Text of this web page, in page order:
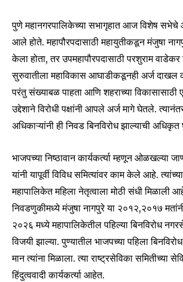
पुणे महानगरपालिकेच्या सभागृहात आज विशेष
आले होते. महापौरपदासाठी महायुतीकडून मंजुषा
केला होता, तर उपमहापौरपदासाठी परशुराम वाडेकर
सुरुवातीला महाविकास आघाडीकडूनही अर्ज
परंतु संख्याबळ पाहता आणि शहराच्या विकासासाठी
उद्देशाने विरोधी पक्षांनी आपले अर्ज मागे घेतले.
अधिकाऱ्यांनी ही निवड बिनविरोध झाल्याची
भाजपच्या निष्ठावान कार्यकर्त्या म्हणून ओळखल्या
यांनी यापूर्वी विविध समित्यांवर काम केले आहे.
महापालिकेत महिला नेतृत्वाला मोठी संधी मिळाली
निवडणुकीमध्ये मंजुषा नागपुरे या २०१२,२०१७
२०२६ मध्ये महापालिकेतील पहिल्या बिनविरोध
विजयी झाल्या. पुण्यातील भाजपच्या पहिला
मान त्यांना मिळाला. त्या राष्ट्रसेविका समितीच्या
हिंदुत्ववादी कार्यकर्त्या आहेत.